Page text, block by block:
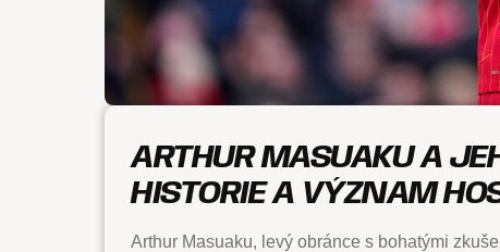
ARTHUR MASUAKU A
HISTORIE A VÝZNAM
Arthur Masuaku, levý obránce s bohatými